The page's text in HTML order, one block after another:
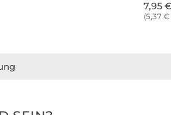
7,95
(5,37 €